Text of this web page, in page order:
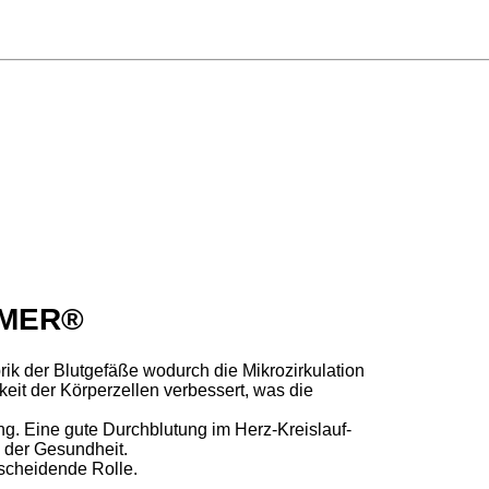
der Blutgefäße wodurch die Mikrozirkulation
der Körperzellen verbessert, was die
Eine gute Durchblutung im Herz-Kreislauf-
Gesundheit.
Rolle.